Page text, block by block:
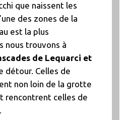
que naissent les
des zones de la
est la plus
nous trouvons à
de Lequarci et
détour. Celles de
non loin de la grotte
rencontrent celles de